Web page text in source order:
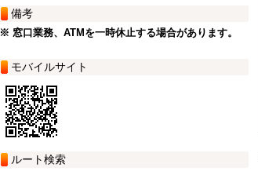
備考
※ 窓口業務、ATMを一時休止する場合があります。
モバイルサイト
ルート検索